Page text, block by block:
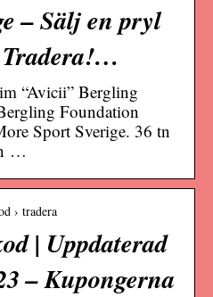
– Sälj en pryl
Tradera!…
“Avicii” Bergling
Foundation
Sport Sverige. 36 tn
…
› tradera
| Uppdaterad
– Kupongerna